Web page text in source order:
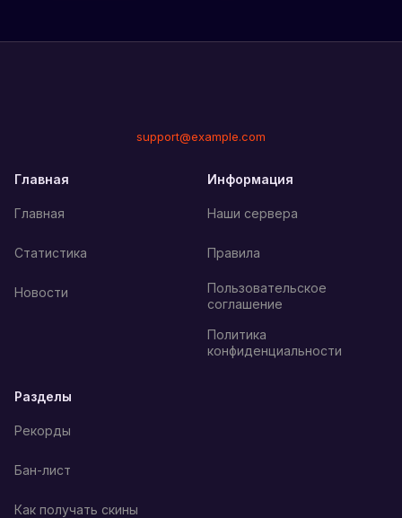
support@example.com
Главная
Главная
Статистика
Новости
Информация
Наши сервера
Правила
Пользовательское
соглашение
Политика
конфиденциальности
Разделы
Рекорды
Бан-лист
Как получать скины